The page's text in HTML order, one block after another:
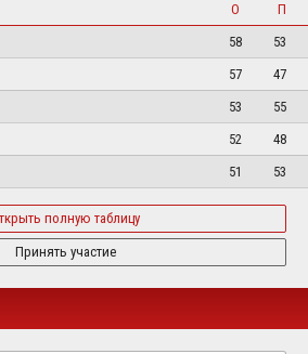
О
П
58
53
57
47
53
55
52
48
51 53
полную таблицу
Принять участие